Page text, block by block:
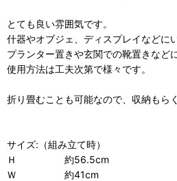
とても良い雰囲気です。
什器やオブジェ、ディスプレイなどに
プランター置きや玄関での靴置きなど
使用方法は工夫次第で様々です。
折り畳むことも可能なので、収納もら
サイズ:（組み立て時）
Ｈ 約56.5cm
Ｗ 約41cm